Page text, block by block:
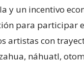
y un incentivo
para participar
artistas con
náhuatl,